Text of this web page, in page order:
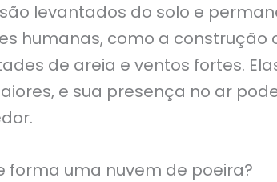
levantados do solo e
humanas, como a construção
de areia e ventos fortes.
e sua presença no ar
forma uma nuvem de poeira?